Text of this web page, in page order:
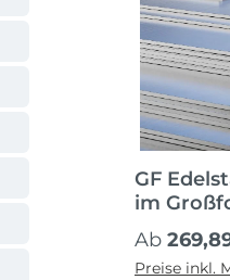
GF
im
Regulärer
Ab
Preise inkl.